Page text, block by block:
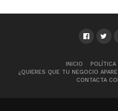
INICIO
POLÍTICA
¿QUIERES QUE TU NEGOCIO
CONTACTA